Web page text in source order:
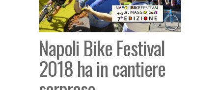
Napoli Bike Festival
2018 ha in cantiere